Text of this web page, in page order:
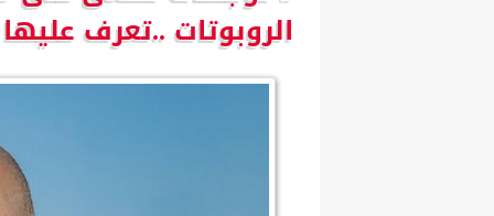
الروبوتات ..تعرف